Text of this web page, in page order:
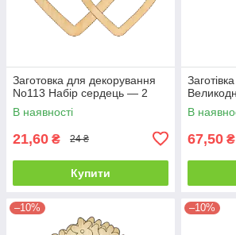
Заготовка для декорування
No113 Набір сердець — 2
В наявності
21,60 ₴ 24 ₴
Купити
В
67,50 ₴
–10% –10%